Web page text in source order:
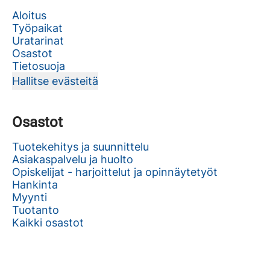
Aloitus
Työpaikat
Uratarinat
Osastot
Tietosuoja
Hallitse evästeitä
Osastot
Tuotekehitys ja suunnittelu
Asiakaspalvelu ja huolto
Opiskelijat - harjoittelut ja opinnäytetyöt
Hankinta
Myynti
Tuotanto
Kaikki osastot